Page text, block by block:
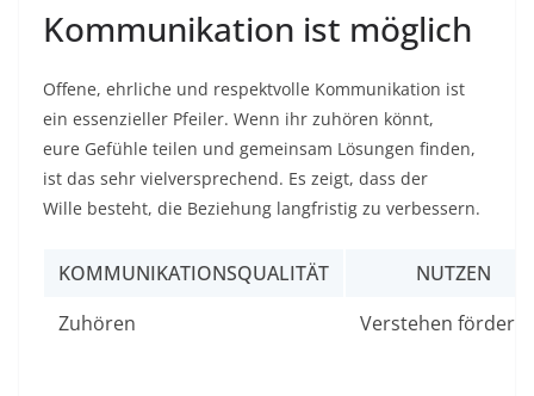
Kommunikation ist möglich
Offene, ehrliche und respektvolle Kommunikation ist
ein essenzieller Pfeiler. Wenn ihr zuhören könnt,
eure Gefühle teilen und gemeinsam Lösungen finden,
ist das sehr vielversprechend. Es zeigt, dass der
Wille besteht, die Beziehung langfristig zu verbessern.
KOMMUNIKATIONSQUALITÄT
NUTZEN
Zuhören
Verstehen fördern